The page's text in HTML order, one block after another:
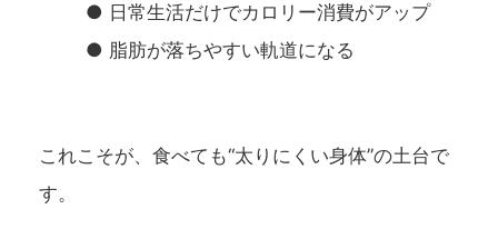
● 日常生活だけでカロリー消費がアップ
● 脂肪が落ちやすい軌道になる
これこそが、食べても“太りにくい身体”の土台で
す。